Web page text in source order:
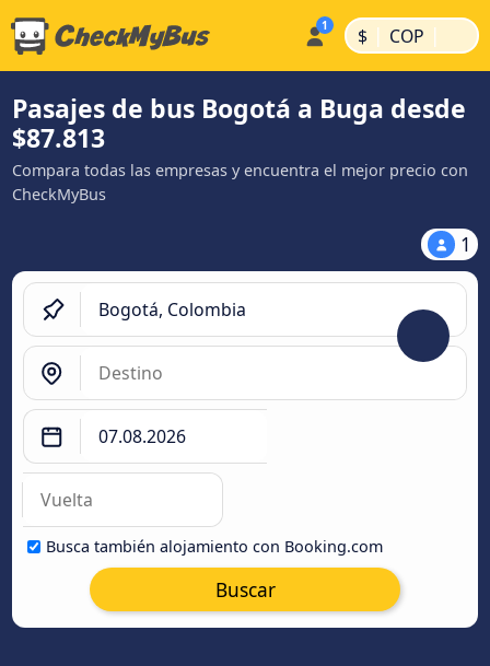
$ | COP |
Pasajes de bus Bogotá a Buga desde
$87.813
Compara todas las empresas y encuentra el mejor precio con
CheckMyBus
1
Busca también alojamiento con Booking.com
Buscar